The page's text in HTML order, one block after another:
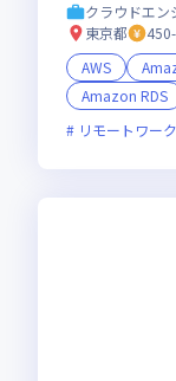
クラウドエン
東京都
AWS
Amazon RDS
リモートワー